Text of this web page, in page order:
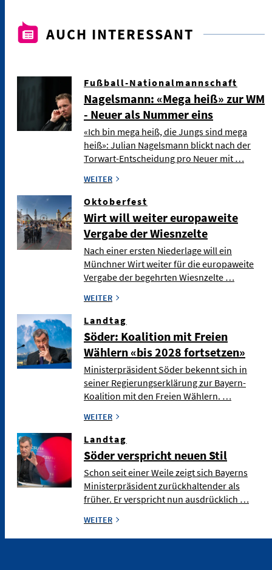
AUCH INTERESSANT
Fußball-Nationalmannschaft
Nagelsmann: «Mega heiß» zur WM
- Neuer als Nummer eins
«Ich bin mega heiß, die Jungs sind mega
heiß»: Julian Nagelsmann blickt nach der
Torwart-Entscheidung pro Neuer mit …
WEITER
Oktoberfest
Wirt will weiter europaweite
Vergabe der Wiesnzelte
Nach einer ersten Niederlage will ein
Münchner Wirt weiter für die europaweite
Vergabe der begehrten Wiesnzelte …
WEITER
Landtag
Söder: Koalition mit Freien
Wählern «bis 2028 fortsetzen»
Ministerpräsident Söder bekennt sich in
seiner Regierungserklärung zur Bayern-
Koalition mit den Freien Wählern. …
WEITER
Landtag
Söder verspricht neuen Stil
Schon seit einer Weile zeigt sich Bayerns
Ministerpräsident zurückhaltender als
früher. Er verspricht nun ausdrücklich …
WEITER